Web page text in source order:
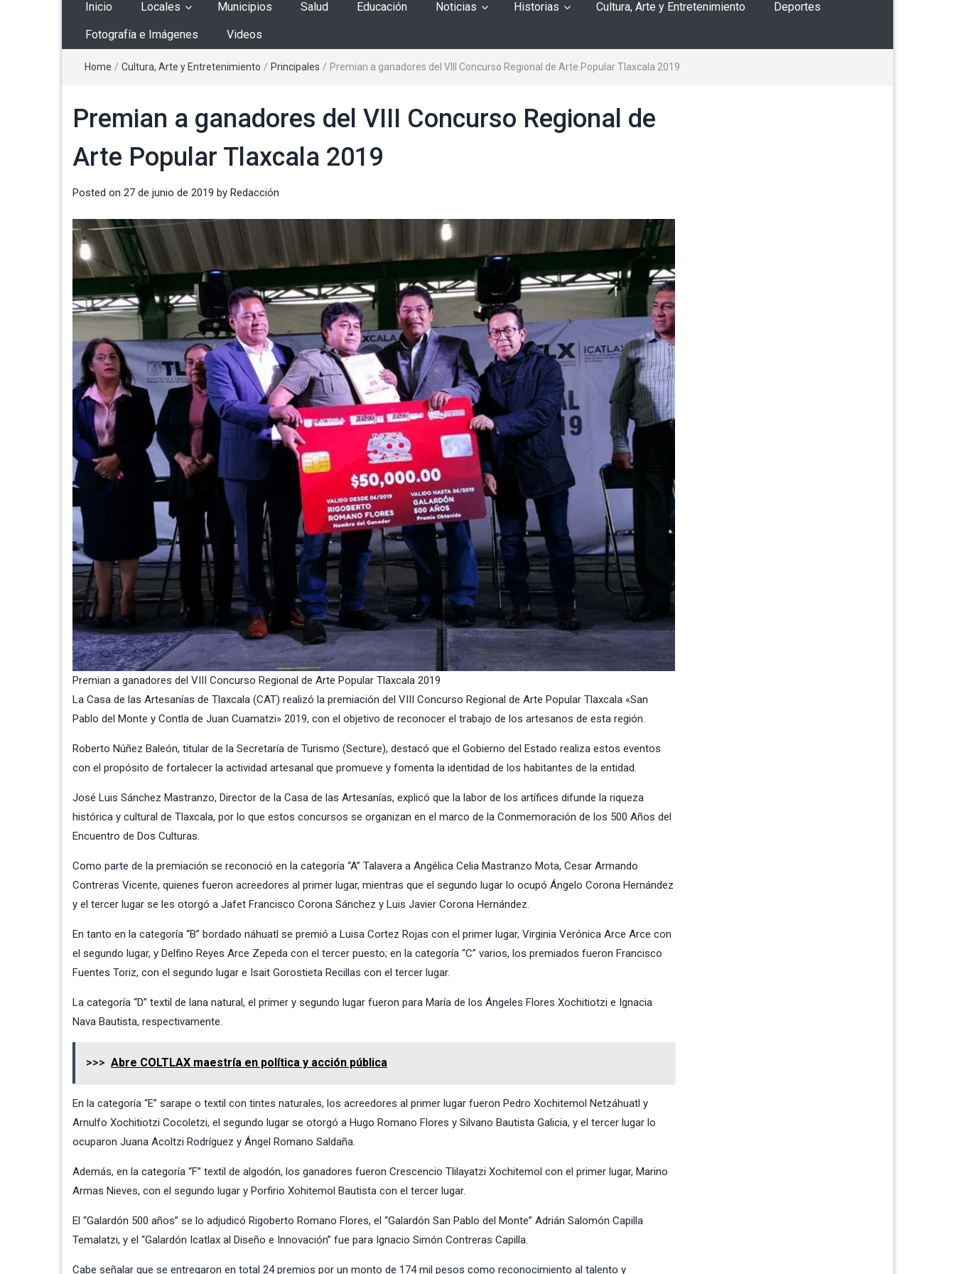
Inicio Locales Municipios Salud Educación Noticias Historias Cultura, Arte y Entretenimiento Deportes
Fotografía e Imágenes Videos
Home / Cultura, Arte y Entretenimiento / Principales / Premian a ganadores del VIII Concurso Regional de Arte Popular Tlaxcala 2019
Premian a ganadores del VIII Concurso Regional de
Arte Popular Tlaxcala 2019
Posted on 27 de junio de 2019 by Redacción
Premian a ganadores del VIII Concurso Regional de Arte Popular Tlaxcala 2019
La Casa de las Artesanías de Tlaxcala (CAT) realizó la premiación del VIII Concurso Regional de Arte Popular Tlaxcala «San
Pablo del Monte y Contla de Juan Cuamatzi» 2019, con el objetivo de reconocer el trabajo de los artesanos de esta región.
Roberto Núñez Baleón, titular de la Secretaría de Turismo (Secture), destacó que el Gobierno del Estado realiza estos eventos
con el propósito de fortalecer la actividad artesanal que promueve y fomenta la identidad de los habitantes de la entidad.
José Luis Sánchez Mastranzo, Director de la Casa de las Artesanías, explicó que la labor de los artífices difunde la riqueza
histórica y cultural de Tlaxcala, por lo que estos concursos se organizan en el marco de la Conmemoración de los 500 Años del
Encuentro de Dos Culturas.
Como parte de la premiación se reconoció en la categoría “A” Talavera a Angélica Celia Mastranzo Mota, Cesar Armando
Contreras Vicente, quienes fueron acreedores al primer lugar, mientras que el segundo lugar lo ocupó Ángelo Corona Hernández
y el tercer lugar se les otorgó a Jafet Francisco Corona Sánchez y Luis Javier Corona Hernández.
En tanto en la categoría “B” bordado náhuatl se premió a Luisa Cortez Rojas con el primer lugar, Virginia Verónica Arce Arce con
el segundo lugar, y Delfino Reyes Arce Zepeda con el tercer puesto; en la categoría “C” varios, los premiados fueron Francisco
Fuentes Toriz, con el segundo lugar e Isait Gorostieta Recillas con el tercer lugar.
La categoría “D” textil de lana natural, el primer y segundo lugar fueron para María de los Ángeles Flores Xochitiotzi e Ignacia
Nava Bautista, respectivamente.
>>> Abre COLTLAX maestría en política y acción pública
En la categoría “E” sarape o textil con tintes naturales, los acreedores al primer lugar fueron Pedro Xochitemol Netzáhuatl y
Arnulfo Xochitiotzi Cocoletzi, el segundo lugar se otorgó a Hugo Romano Flores y Silvano Bautista Galicia, y el tercer lugar lo
ocuparon Juana Acoltzi Rodríguez y Ángel Romano Saldaña.
Además, en la categoría “F” textil de algodón, los ganadores fueron Crescencio Tlilayatzi Xochitemol con el primer lugar, Marino
Armas Nieves, con el segundo lugar y Porfirio Xohitemol Bautista con el tercer lugar.
El “Galardón 500 años” se lo adjudicó Rigoberto Romano Flores, el “Galardón San Pablo del Monte” Adrián Salomón Capilla
Temalatzi, y el “Galardón Icatlax al Diseño e Innovación” fue para Ignacio Simón Contreras Capilla.
Cabe señalar que se entregaron en total 24 premios por un monto de 174 mil pesos como reconocimiento al talento y